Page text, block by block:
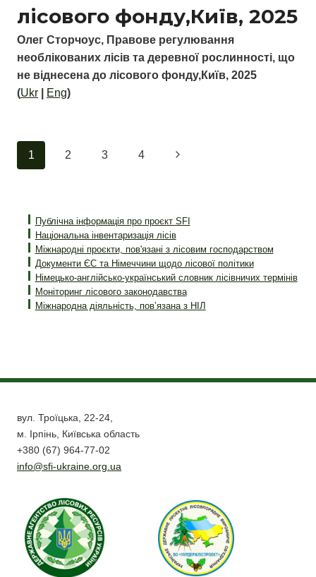
Олег Сторчоус, Правове регулювання
необлікованих лісів та деревної рослинності, що
не віднесена до лісового фонду,Київ, 2025
(Ukr Eng)
лісового фонду,Київ, 2025
Навігація
сторінками
1 2 3 4 Наступна
Публічна інформація про проєкт SFI
Національна інвентаризація лісів
Міжнародні проєкти, пов'язані з лісовим господарством
Документи ЄС та Німеччини щодо лісової політики
Німецько-англійсько-український словник лісівничих термінів
Моніторинг лісового законодавства
Міжнародна діяльність, пов’язана з НІЛ
вул. Троїцька, 22-24,
м. Ірпінь, Київська область
+380 (67) 964-77-02
info@sfi-ukraine.org.ua